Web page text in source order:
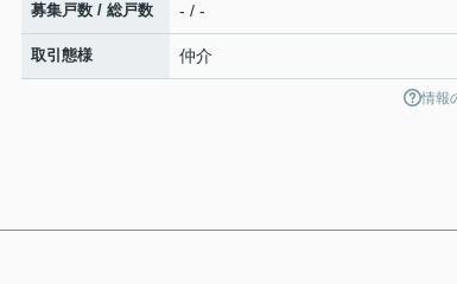
募集戸数 / 総戸数 - / -
取引態様 仲介
情報